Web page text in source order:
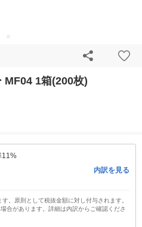
MF04 1箱(200枚)
11%
内訳を見る
。原則として税抜金額に対し付与されます。
合があります。詳細は内訳からご確認くださ